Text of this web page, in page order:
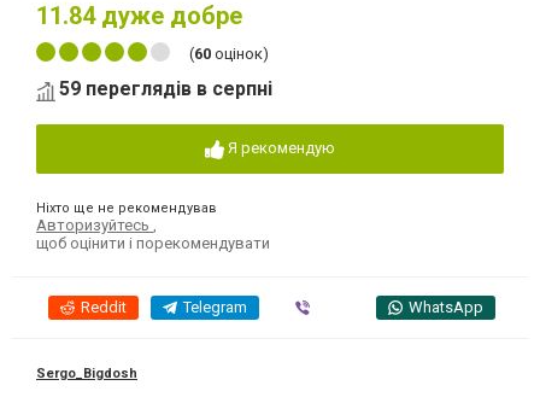
11.84дуже добре
(60 оцінок)
59 переглядів в серпні
Я рекомендую
Ніхто ще не рекомендував
Авторизуйтесь
щоб оцінити і порекомендувати
Reddit Telegram WhatsApp
Sergo_Bigdosh